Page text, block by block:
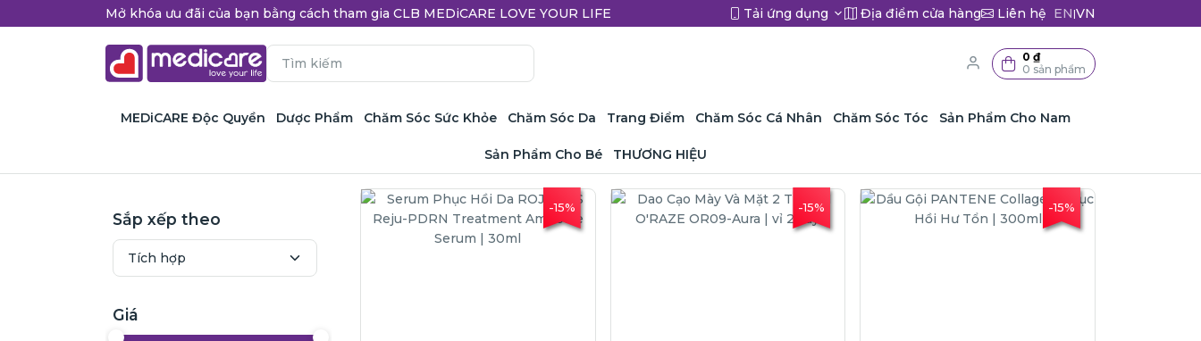
Mở khóa ưu đãi của bạn bằng cách tham gia CLB MEDiCARE LOVE YOUR LIFE Tải ứng dụng Địa điểm cửa hàng Liên hệ EN|VN
0 ₫
0 sản phẩm
MEDiCARE Độc Quyền Dược Phẩm Chăm Sóc Sức Khỏe Chăm Sóc Da Trang Điểm Chăm Sóc Cá Nhân Chăm Sóc Tóc Sản Phẩm Cho Nam
Sản Phẩm Cho Bé THƯƠNG HIỆU
Sắp xếp theo
Giá
-15% -15% -15%